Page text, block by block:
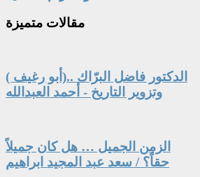
مقالات متميزة
الدكتور فاضل البرّاك ..(أبو رغيف )
وتزوير التاريخ - أحمد العبدالله
الزمن الجميل … هل كان جميلاً
حقاً؟ / سعد عبد المجيد ابراهيم